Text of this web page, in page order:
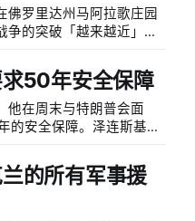
佛罗里达州马阿拉歌庄园
争的突破「越来越近」，
者，目前讨论中的美国
太短，希望延长至30到50
50年安全保障
他在周末与特朗普会面
的安全保障。泽连斯基在
能与俄罗斯举行会谈。
的所有军事援